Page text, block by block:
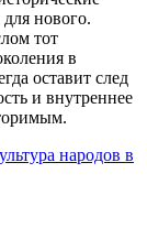
нового.
тот
в
оставит след
и внутреннее
народов в